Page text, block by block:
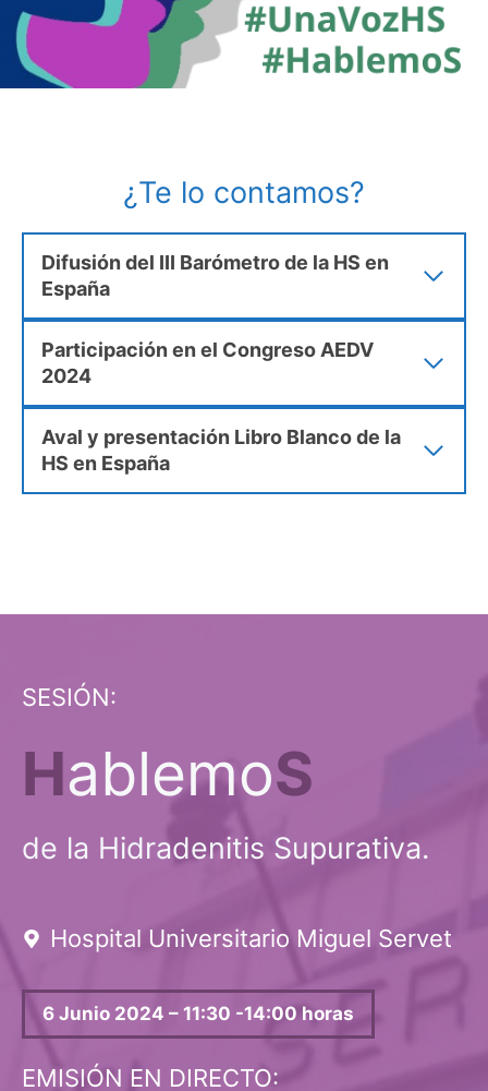
¿Te lo contamos?
Difusión del III Barómetro de la HS en
España
Participación en el Congreso AEDV
2024
Aval y presentación Libro Blanco de la
HS en España
SESIÓN:
HablemoS
de la Hidradenitis Supurativa.
Hospital Universitario Miguel Servet
6 Junio 2024 – 11:30 -14:00 horas
EMISIÓN EN DIRECTO: